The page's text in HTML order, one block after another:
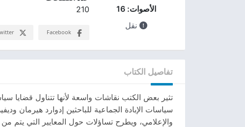
الأصوات:16
نقل
210
Facebook
تفاصيل الكتاب
تثير بعض الكتب نقاشات واسعة لأنها تتناول قضايا
سياسات الإبادة الجماعية للباحثين إدوارد هيرمان
والإعلامي، ويطرح تساؤلات حول المعايير التي